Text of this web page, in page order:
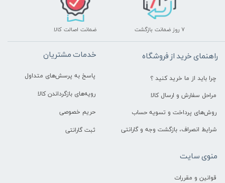
۷ روز ضمانت بازگشت ضمانت اصالت کالا
راهنمای خرید از فروشگاه
چرا باید از ما خرید کنید ؟
مراحل سفارش و ارسال کالا
روش‌های پرداخت و تسویه حساب
شرایط انصراف، بازگشت وجه و گارانتی
خدمات مشتریان
پاسخ به پرسش‌های متداول
رویه‌های بازگرداندن کالا
حریم خصوصی
ثبت گارانتی
منوی سایت
قوانین و مقررات